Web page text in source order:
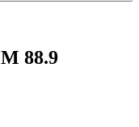
88.9